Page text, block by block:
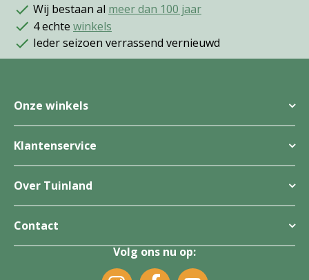
Wij bestaan al meer dan 100 jaar
4 echte winkels
Ieder seizoen verrassend vernieuwd
Onze winkels
Klantenservice
Over Tuinland
Contact
Volg ons nu op: